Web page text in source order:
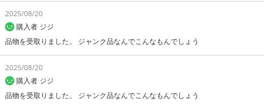
2025/08/20
購入者 ジジ
品物を受取りました。 ジャンク品なんでこんなもんでしょう
2025/08/20
購入者 ジジ
品物を受取りました。 ジャンク品なんでこんなもんでしょう